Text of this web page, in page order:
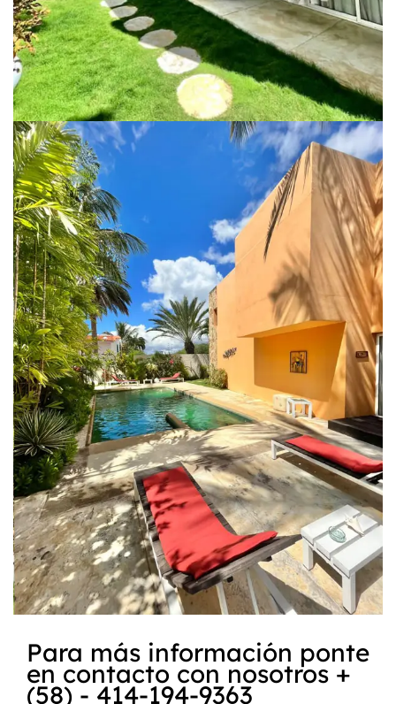
Para más información ponte
en contacto con nosotros +
(58) - 414-194-9363